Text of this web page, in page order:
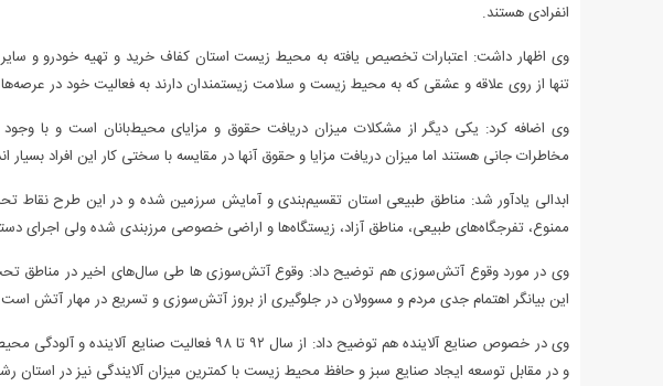
انفرادی هستند.
وی اظهار داشت: اعتبارات تخصیص یافته به محیط زیست استان کفاف خرید و تهیه خودرو و سایر
تنها از روی علاقه و عشقی که به محیط زیست و سلامت زیستمندان دارند به فعالیت خود در
وی اضافه کرد: یکی دیگر از مشکلات میزان دریافت حقوق و مزایای محیط‌بانان است و با
مخاطرات جانی هستند اما میزان دریافت مزایا و حقوق آنها در مقایسه با سختی کار این افراد
ابدالی یادآور شد: مناطق طبیعی استان تقسیم‌بندی و آمایش سرزمین شده و در این طرح
ممنوع، تفرجگاه‌های طبیعی، مناطق آزاد، زیستگاه‌ها و اراضی خصوصی مرزبندی شده ولی اجرای
وی در مورد وقوع آتش‌سوزی هم توضیح داد: وقوع آتش‌سوزی ها طی سال‌های اخیر در مناطق
این بیانگر اهتمام جدی مردم و مسوولان در جلوگیری از بروز آتش‌سوزی و تسریع در مهار آتش
وی در خصوص صنایع آلاینده هم توضیح داد: از سال ۹۲ تا
و در مقابل توسعه ایجاد صنایع سبز و حافظ محیط زیست با کمترین میزان آلایندگی نیز در استان